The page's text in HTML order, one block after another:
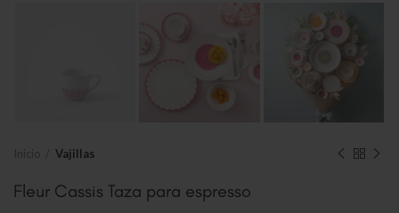
Vajillas
Fleur Cassis Taza para espresso